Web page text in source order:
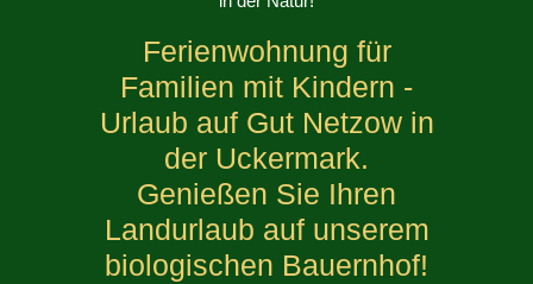
Ferienwohnung für
Familien mit Kindern -
Urlaub auf Gut Netzow in
der Uckermark.
Genießen Sie Ihren
Landurlaub auf unserem
biologischen Bauernhof!